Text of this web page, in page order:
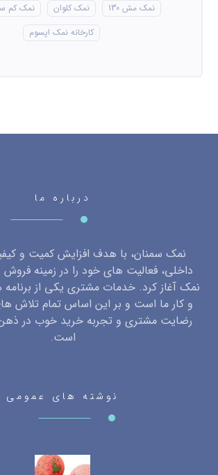
نمک مش 130
نمک کلوان
نمک کم
کارخانه نمک اپسوم
درباره ما
نمک سمنان، با هدف افزایش کمیت و
داخلی، فعالیت های خود را در زمینه فروش
نمک آغاز کرد. خدمات مشتری یکی از
و کار ما است و بر این اساس تمام تلاش
رضایت مشتری و تجربه خرید خوب در ذهن
است.
نوشته های عمومی